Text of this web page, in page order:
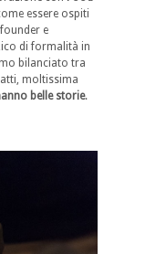
essere ospiti
e
di formalità in
bilanciato tra
moltissima
belle storie.